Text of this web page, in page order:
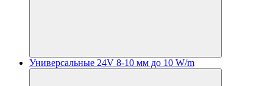
Универсальные 24V 8-10 мм до 10 W/m